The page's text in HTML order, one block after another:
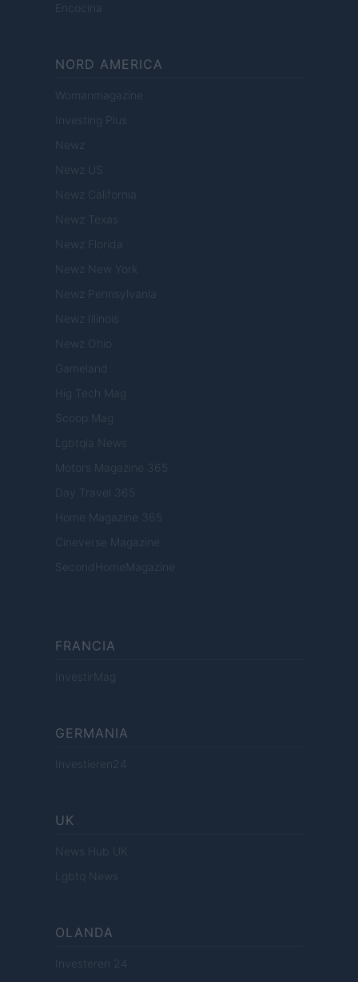
Encocina
NORD AMERICA
Womanmagazine
Investing Plus
Newz
Newz US
Newz California
Newz Texas
Newz Florida
Newz New York
Newz Pennsylvania
Newz Illinois
Newz Ohio
Gameland
Hig Tech Mag
Scoop Mag
Lgbtqia News
Motors Magazine 365
Day Travel 365
Home Magazine 365
Cineverse Magazine
SecondHomeMagazine
FRANCIA
InvestirMag
GERMANIA
Investieren24
UK
News Hub UK
Lgbtq News
OLANDA
Investeren 24